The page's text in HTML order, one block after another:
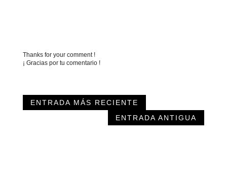
Thanks for your comment !
¡ Gracias por tu comentario !
ENTRADA MÁS RECIENTE
ENTRADA ANTIGUA